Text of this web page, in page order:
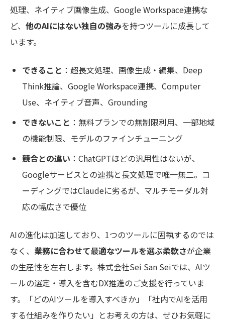
処理、ネイティブ画像生成、Google Workspace連携な
ど、 他のAIにはない独自の強みを持つツールに成長して
います。
できること ：超長文処理、画像生成・編集、Deep
Think推論、Google Workspace連携、Computer
Use、ネイティブ音声、Grounding
できないこと ：無料プランでの無制限利用、一部地域
の機能制限、モデルのファインチューニング
競合との違い ：ChatGPTほどの汎用性はないが、
Googleサービスとの連携と長文処理で唯一無二。コ
ーディングではClaudeに劣るが、マルチモーダル対
応の幅広さで優位
AIの進化は加速しており、1つのツールに固執するのでは
なく、 業務に合わせて最適なツールを選ぶ柔軟さが企業
の生産性を左右します。株式会社Sei San Seiでは、AIツ
ールの選定・導入を含むDX推進のご支援を行っていま
す。「どのAIツールを導入すべきか」「社内でAIを活用
する仕組みを作りたい」とお考えの方は、ぜひお気軽に